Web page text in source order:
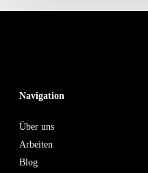
Navigation
Über uns
Arbeiten
Blog